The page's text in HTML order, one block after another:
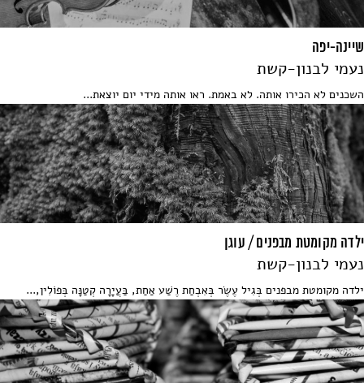
שיינה-יפה
נעמי לבנון-קשת
השכנים לא הכירו אותה. לא באמת. ראו אותה מידי יום יוצאת...
ילדה מקומטת מבפנים / עוגן
נעמי לבנון-קשת
ילדה מקומטת מבפנים בְּגִיל עֶשֶׂר בְּאִבְחַת רֶשַׁע אַחַת, בַּעֲיָרָה קְטַנָּה בְּפוֹלִין,...